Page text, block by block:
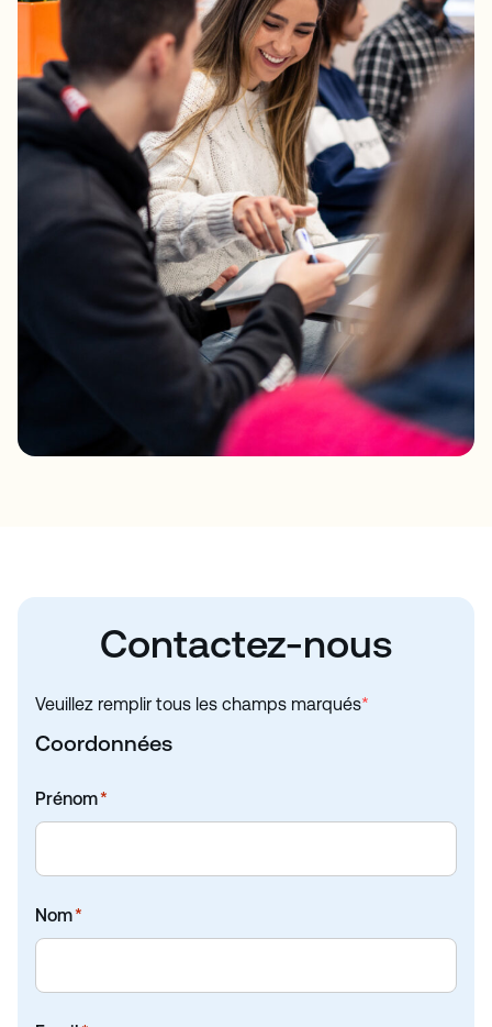
Contactez-nous
Veuillez remplir tous les champs marqués*
Coordonnées
Prénom*
Nom*